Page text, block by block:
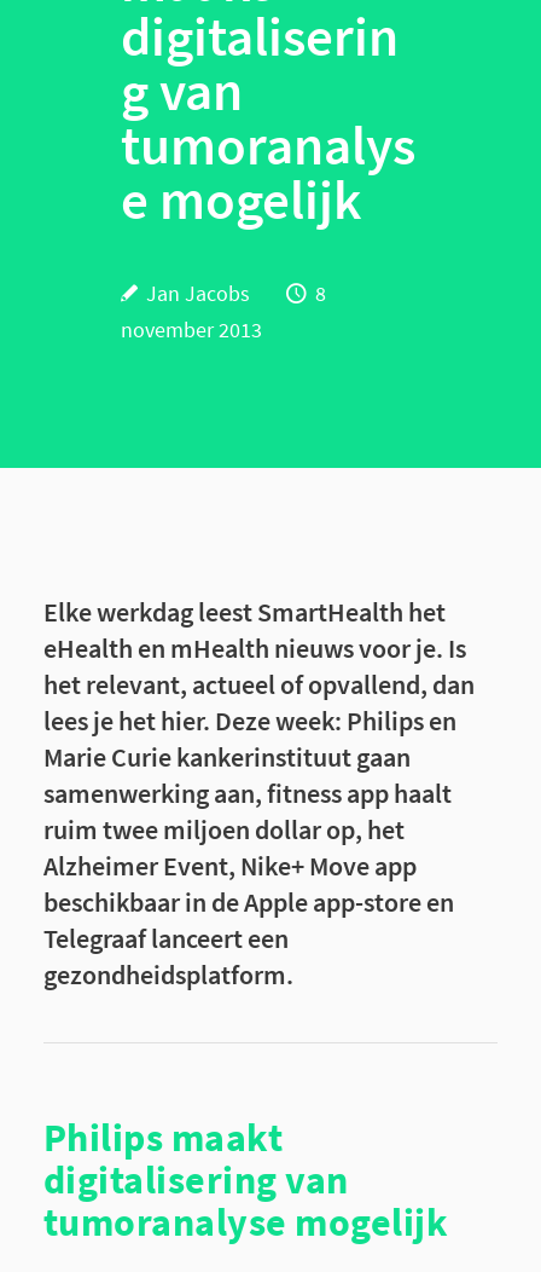
digitaliserin
g van
tumoranalys
e mogelijk
Jan Jacobs
8
november 2013
Elke werkdag leest SmartHealth het
eHealth en mHealth nieuws voor je. Is
het relevant, actueel of opvallend, dan
lees je het hier. Deze week: Philips en
Marie Curie kankerinstituut gaan
samenwerking aan, fitness app haalt
ruim twee miljoen dollar op, het
Alzheimer Event, Nike+ Move app
beschikbaar in de Apple app-store en
Telegraaf lanceert een
gezondheidsplatform.
Philips maakt
digitalisering van
tumoranalyse mogelijk